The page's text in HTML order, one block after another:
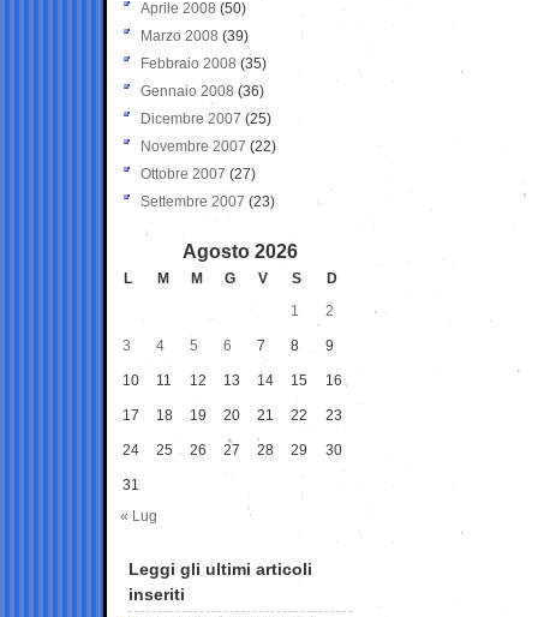
Aprile 2008 (50)
Marzo 2008 (39)
Febbraio 2008 (35)
Gennaio 2008 (36)
Dicembre 2007 (25)
Novembre 2007 (22)
Ottobre 2007 (27)
Settembre 2007 (23)
Agosto 2026
L M M G V S
D
1
2
3 4 5 6 7 8 9
10 11 12 13 14 15 16
17 18 19 20 21 22 23
24 25 26 27 28 29 30
31
« Lug
Leggi gli ultimi articoli
inseriti